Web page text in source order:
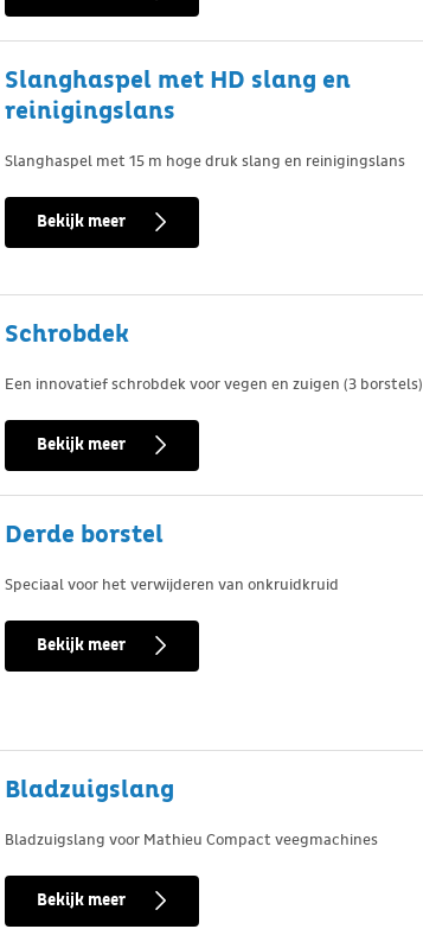
Slanghaspel met HD slang en
reinigingslans
Slanghaspel met 15 m hoge druk slang en reinigingslans
Bekijk meer
Schrobdek
Een innovatief schrobdek voor vegen en zuigen (3 borstels)
Bekijk meer
Derde borstel
Speciaal voor het verwijderen van onkruidkruid
Bekijk meer
Bladzuigslang
Bladzuigslang voor Mathieu Compact veegmachines
Bekijk meer